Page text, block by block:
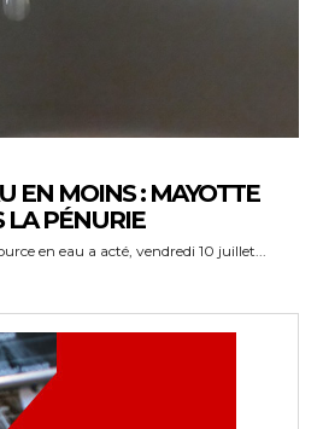
EN MOINS : MAYOTTE
LA PÉNURIE
en eau a acté, vendredi 10 juillet...